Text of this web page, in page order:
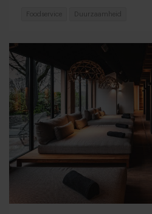
Foodservice Duurzaamheid